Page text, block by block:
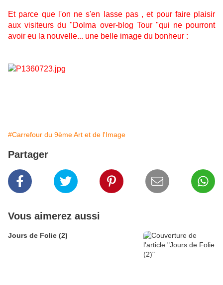
Et parce que l'on ne s'en lasse pas , et pour faire plaisir
aux visiteurs du "Dolma over-blog Tour "qui ne pourront
avoir eu la nouvelle... une belle image du bonheur :
#Carrefour du 9ème Art et de l'Image
Partager
Vous aimerez aussi
Jours de Folie (2)